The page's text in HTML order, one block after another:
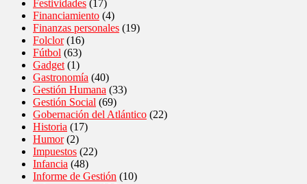
Festividades (17)
Financiamiento (4)
Finanzas personales (19)
Folclor(16)
Fútbol (63)
Gadget (1)
Gastronomía (40)
Gestión Humana (33)
Gestión Social (69)
Gobernación del Atlántico (22)
Historia (17)
Humor(2)
Impuestos (22)
Infancia (48)
Informe de Gestión (10)